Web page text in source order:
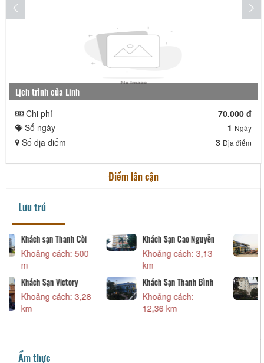
Lịch trình của Linh
Chi phí
70.000 đ
Số ngày
1 Ngày
Số địa điểm 3 Địa điểm
Điểm lân cận
Lưu trú
Khách sạn Thanh Còi
Khoảng cách: 500
Khách Sạn Cao Nguyễn
Khoảng cách: 3,13
Khách Sạn Victory
Khoảng cách: 3,28
Khách Sạn Thanh Bình
Khoảng cách:
12,36 km
Ẩm thực